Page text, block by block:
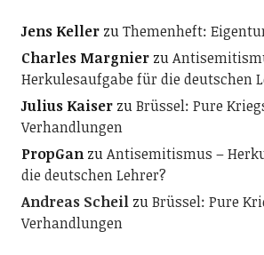
Jens KellerzuThemenheft:
Charles Margnierzu
Herkulesaufgabe für die deutschen
Julius KaiserzuBrüssel: Pure
Verhandlungen
PropGanzuAntisemitismus –
die deutschen Lehrer?
Andreas ScheilzuBrüssel: Pure
Verhandlungen